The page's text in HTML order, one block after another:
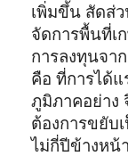
เพิ่มขึ้น สัดส่ว
จัดการพื้นที่เ
การลงทุนจา
คือ ที่การได้
ภูมิภาคอย่าง
ต้องการขยับ
ไม่กี่ปีข้างหน้